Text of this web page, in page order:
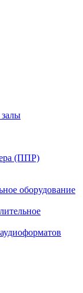
(ППР)
оборудование